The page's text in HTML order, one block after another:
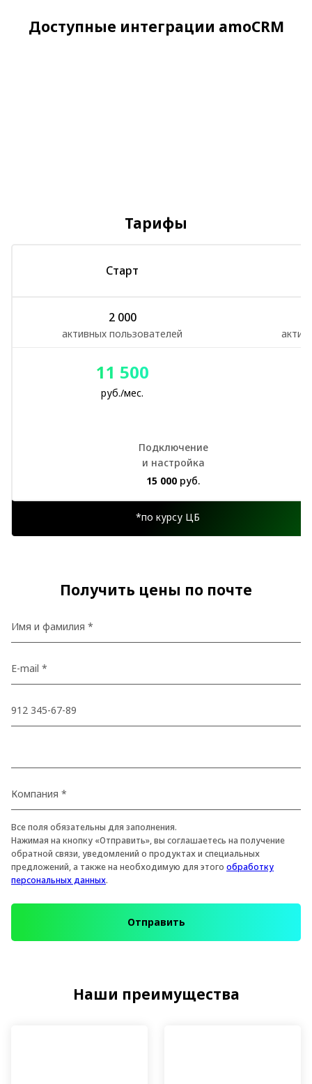
Доступные интеграции amoCRM
Тарифы
Старт
2 000
активных пользователей
11 500
руб./мес.
Подключение
и настройка
15 000 руб.
*по курсу ЦБ
Получить цены по почте
Все поля обязательны для заполнения.
Нажимая на кнопку «Отправить», вы соглашаетесь на получение
обратной связи, уведомлений о продуктах и специальных
предложений, а также на необходимую для этого обработку
персональных данных.
Отправить
Наши преимущества